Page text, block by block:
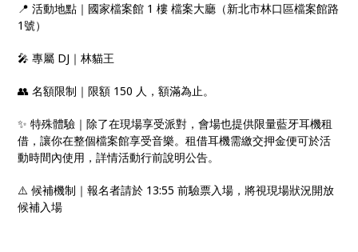
📍 活動地點｜國家檔案館 1 樓 檔案大廳（新北市林口區檔案館路
1號）
🎤 專屬 DJ｜林貓王
👥 名額限制｜限額 150 人，額滿為止。
✨ 特殊體驗｜除了在現場享受派對，會場也提供限量藍牙耳機租
借，讓你在整個檔案館享受音樂。租借耳機需繳交押金便可於活
動時間內使用，詳情活動行前說明公告。
⚠️ 候補機制｜報名者請於 13:55 前驗票入場，將視現場狀況開放
候補入場